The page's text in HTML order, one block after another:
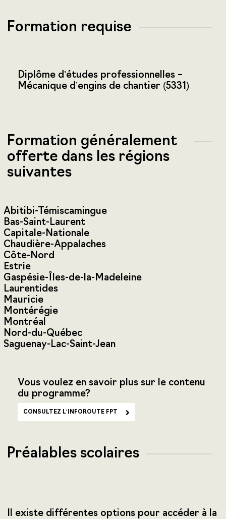
Formation requise
Diplôme d’études professionnelles –
Mécanique d’engins de chantier (5331)
Formation généralement
offerte dans les régions
suivantes
Abitibi-Témiscamingue
Bas-Saint-Laurent
Capitale-Nationale
Chaudière-Appalaches
Côte-Nord
Estrie
Gaspésie-Îles-de-la-Madeleine
Laurentides
Mauricie
Montérégie
Montréal
Nord-du-Québec
Saguenay-Lac-Saint-Jean
Vous voulez en savoir plus sur le contenu
du programme?
CONSULTEZ L'INFOROUTE FPT
Préalables scolaires
Il existe différentes options pour accéder à la